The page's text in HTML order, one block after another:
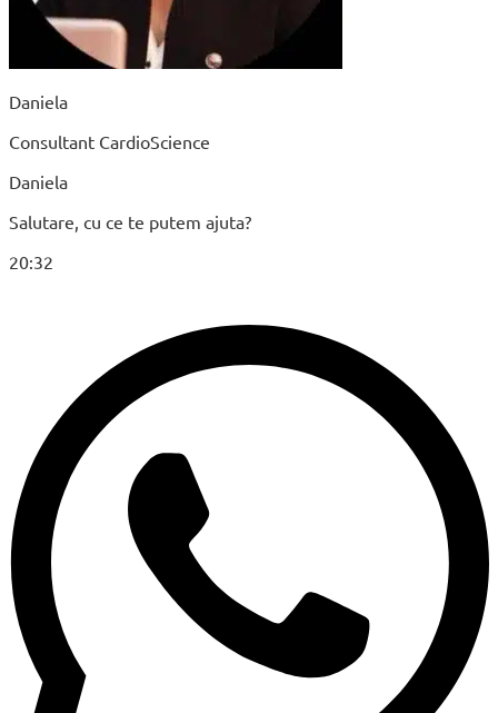
Daniela
Consultant CardioScience
Daniela
Salutare, cu ce te putem ajuta?
20:32